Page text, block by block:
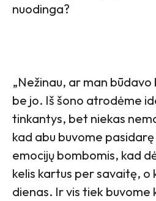
nuodinga?
„Nežinau, ar man būdavo
be jo. Iš šono atrodėme
tinkantys, bet niekas
kad abu buvome
emocijų bombomis, kad
kelis kartus per savaitę, o
dienas. Ir vis tiek buvome